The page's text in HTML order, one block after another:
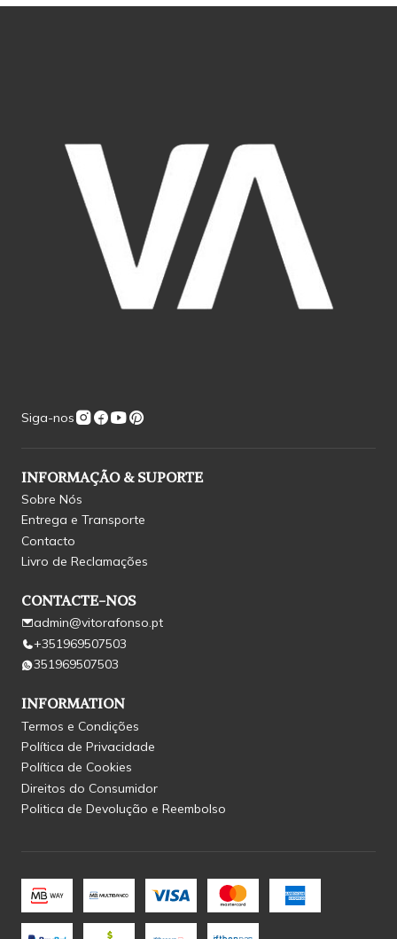
Siga-nos
INFORMAÇÃO & SUPORTE
Sobre Nós
Entrega e Transporte
Contacto
Livro de Reclamações
CONTACTE-NOS
admin@vitorafonso.pt
+351969507503
351969507503
INFORMATION
Termos e Condições
Política de Privacidade
Política de Cookies
Direitos do Consumidor
Politica de Devolução e Reembolso